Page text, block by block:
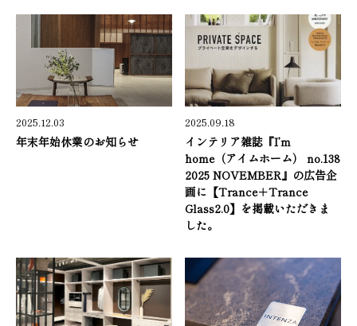
2025.12.03
年末年始休業のお知らせ
2025.09.18
インテリア雑誌『I’m
home（アイムホーム） no.138
2025 NOVEMBER』の広告企
画に【Trance＋Trance
Glass2.0】を掲載いただきま
した。